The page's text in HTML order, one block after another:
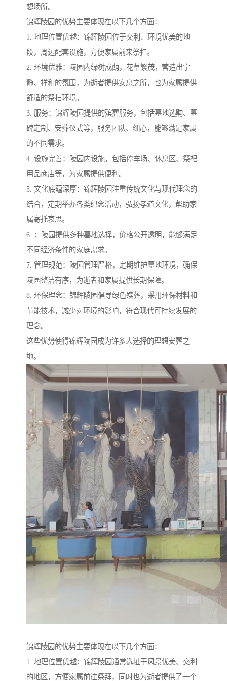
想场所。
锦辉陵园的优势主要体现在以下几个方面：
1. 地理位置优越：锦辉陵园位于交利、环境优美的地
段，周边配套设施，方便家属前来祭扫。
2. 环境优雅：陵园内绿树成荫，花草繁茂，营造出宁
静、祥和的氛围，为逝者提供安息之所，也为家属提供
舒适的祭扫环境。
3. 服务：锦辉陵园提供的殡葬服务，包括墓地选购、墓
碑定制、安葬仪式等，服务团队、细心，能够满足家属
的不同需求。
4. 设施完善：陵园内设施，包括停车场、休息区、祭祀
用品商店等，为家属提供便利。
5. 文化底蕴深厚：锦辉陵园注重传统文化与现代理念的
结合，定期举办各类纪念活动，弘扬孝道文化，帮助家
属寄托哀思。
6. ：陵园提供多种墓地选择，价格公开透明，能够满足
不同经济条件的家庭需求。
7. 管理规范：陵园管理严格，定期维护墓地环境，确保
陵园整洁有序，为逝者和家属提供长期保障。
8. 环保理念：锦辉陵园倡导绿色殡葬，采用环保材料和
节能技术，减少对环境的影响，符合现代可持续发展的
理念。
这些优势使得锦辉陵园成为许多人选择的理想安葬之
地。
锦辉陵园的优势主要体现在以下几个方面：
1. 地理位置优越：锦辉陵园通常选址于风景优美、交利
的地区，方便家属前往祭拜，同时也为逝者提供了一个